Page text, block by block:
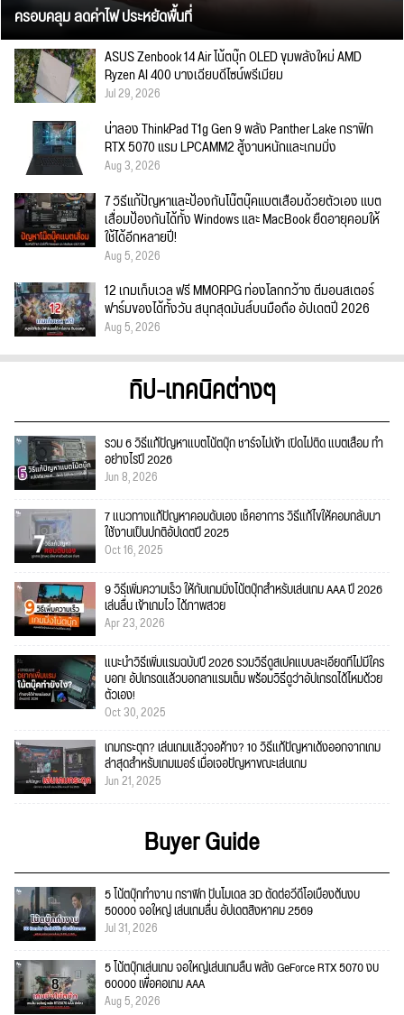
ครอบคลุม ลดค่าไฟ ประหยัดพื้นที่
ASUS Zenbook 14 Air โน้ตบุ๊ก OLED ขุมพลังใหม่ AMD
Ryzen AI 400 บางเฉียบดีไซน์พรีเมียม
Jul 29, 2026
น่าลอง ThinkPad T1g Gen 9 พลัง Panther Lake กราฟิก
RTX 5070 แรม LPCAMM2 สู้งานหนักและเกมมิ่ง
Aug 3, 2026
7 วิธีแก้ปัญหาและป้องกันโน๊ตบุ๊คแบตเสื่อมด้วยตัวเอง แบต
เสื่อมป้องกันได้ทั้ง Windows และ MacBook ยืดอายุคอมให้
ใช้ได้อีกหลายปี!
Aug 5, 2026
12 เกมเก็บเวล ฟรี MMORPG ท่องโลกกว้าง ตีมอนสเตอร์
ฟาร์มของได้ทั้งวัน สนุกสุดมันส์บนมือถือ อัปเดตปี 2026
Aug 5, 2026
ทิป-เทคนิคต่างๆ
รวม 6 วิธีแก้ปัญหาแบตโน้ตบุ๊ก ชาร์จไม่เข้า เปิดไม่ติด แบตเสื่อม ทำ
อย่างไรปี 2026
Jun 8, 2026
7 แนวทางแก้ปัญหาคอมดับเอง เช็คอาการ วิธีแก้ไขให้คอมกลับมา
ใช้งานเป็นปกติอัปเดตปี 2025
Oct 16, 2025
9 วิธีเพิ่มความเร็ว ให้กับเกมมิ่งโน้ตบุ๊กสำหรับเล่นเกม AAA ปี 2026
เล่นลื่น เข้าเกมไว ได้ภาพสวย
Apr 23, 2026
แนะนำวิธีเพิ่มแรมฉบับปี 2026 รวมวิธีดูสเปคแบบละเอียดที่ไม่มีใคร
บอก! อัปเกรดแล้วบอกลาแรมเต็ม พร้อมวิธีดูว่าอัปเกรดได้ไหมด้วย
ตัวเอง!
Oct 30, 2025
เกมกระตุก? เล่นเกมแล้วจอค้าง? 10 วิธีแก้ปัญหาเด้งออกจากเกม
ล่าสุดสำหรับเกมเมอร์ เมื่อเจอปัญหาขณะเล่นเกม
Jun 21, 2025
Buyer Guide
5 โน้ตบุ๊กทำงาน กราฟิก ปั้นโมเดล 3D ตัดต่อวีดีโอเบื้องต้นงบ
50000 จอใหญ่ เล่นเกมลื่น อัปเดตสิงหาคม 2569
Jul 31, 2026
5 โน้ตบุ๊กเล่นเกม จอใหญ่เล่นเกมลื่น พลัง GeForce RTX 5070 งบ
60000 เพื่อคอเกม AAA
Aug 5, 2026